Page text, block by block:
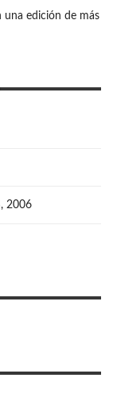
una edición de más
2006